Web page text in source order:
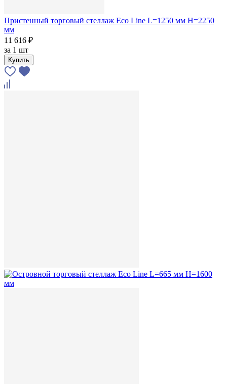
Пристенный торговый стеллаж Eco Line L=1250 мм H=2250
мм
11 616 ₽
за 1 шт
Купить